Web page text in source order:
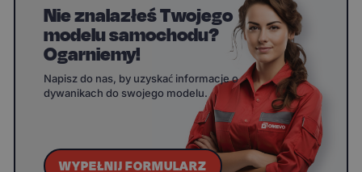
Nie znalazłeś Twojego
modelu samochodu?
Ogarniemy!
Napisz do nas, by uzyskać informacje o
dywanikach do swojego modelu.
WYPEŁNIJ FORMULARZ